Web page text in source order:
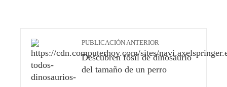
PUBLICACIÓN ANTERIOR
Descubren fósil de dinosaurio
del tamaño de un perro